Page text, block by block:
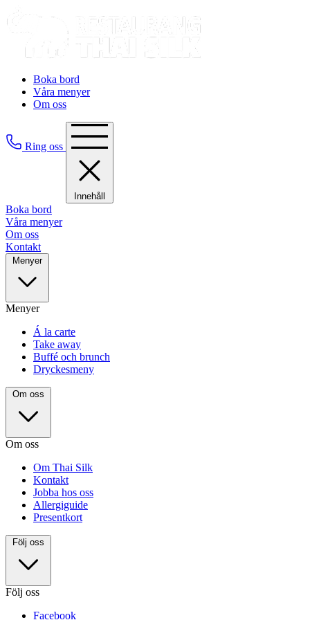
Boka bord
Våra menyer
Om oss
Ring oss
Innehåll
Boka bord
Våra menyer
Om oss
Kontakt
Menyer
Menyer
Á la carte
Take away
Buffé och brunch
Dryckesmeny
Om oss
Om oss
Om Thai Silk
Kontakt
Jobba hos oss
Allergiguide
Presentkort
Följ oss
Följ oss
Facebook